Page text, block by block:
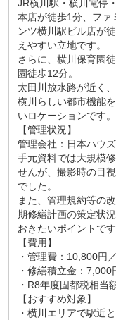
JR横川駅・横川電停
本店が徒歩1分、ファ
ンツ横川駅ビル店が
えやすい立地です。
さらに、横川保育園
園徒歩12分。
太田川放水路が近く
横川らしい都市機能
いロケーションです。
【管理状況】
管理会社：日本ハウ
手元資料では大規模
せんが、撮影時の目
でした。
また、管理規約等の
期修繕計画の策定状
おきたいポイントです
【費用】
・管理費：10,800円
・修繕積立金：7,000
・R8年度固都税相当
【おすすめ対象】
・横川エリアで駅近